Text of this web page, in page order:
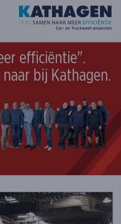
efficiëntie".
bij Kathagen.